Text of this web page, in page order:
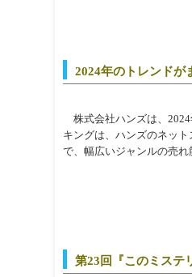
2024年のトレンドが
株式会社ハンズは、2024
キングは、ハンズのネッ
で、幅広いジャンルの売れ
第23回『このミステ